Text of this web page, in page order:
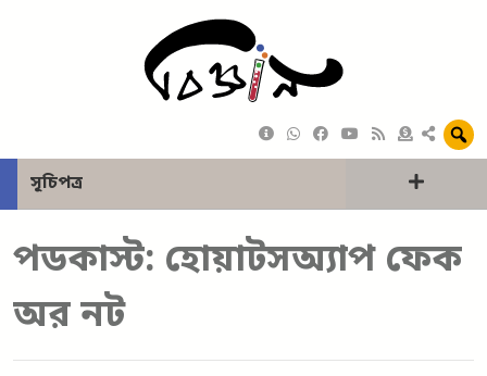
সূচিপত্র
পডকাস্ট: হোয়াটসঅ্যাপ ফেক
অর নট